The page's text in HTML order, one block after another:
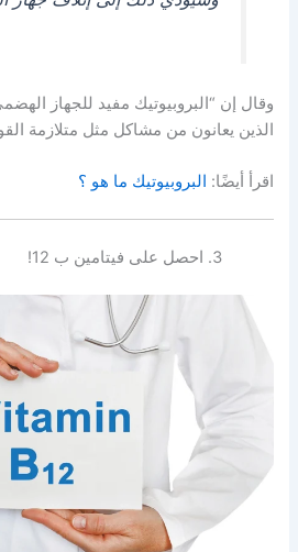
وقال إن “البروبيوتيك مفيد للجهاز
الذين يعانون من مشاكل مثل متلازمة
اقرأ أيضًا: البروبيوتيك ما هو ؟
احصل على فيتامين ب 12!